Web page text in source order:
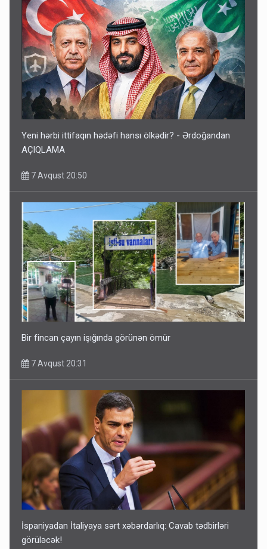
Yeni hərbi ittifaqın hədəfi hansı ölkədir? - Ərdoğandan
AÇIQLAMA
7 Avqust 20:50
Bir fincan çayın işığında görünən ömür
7 Avqust 20:31
İspaniyadan İtaliyaya sərt xəbərdarlıq: Cavab tədbirləri
görüləcək!